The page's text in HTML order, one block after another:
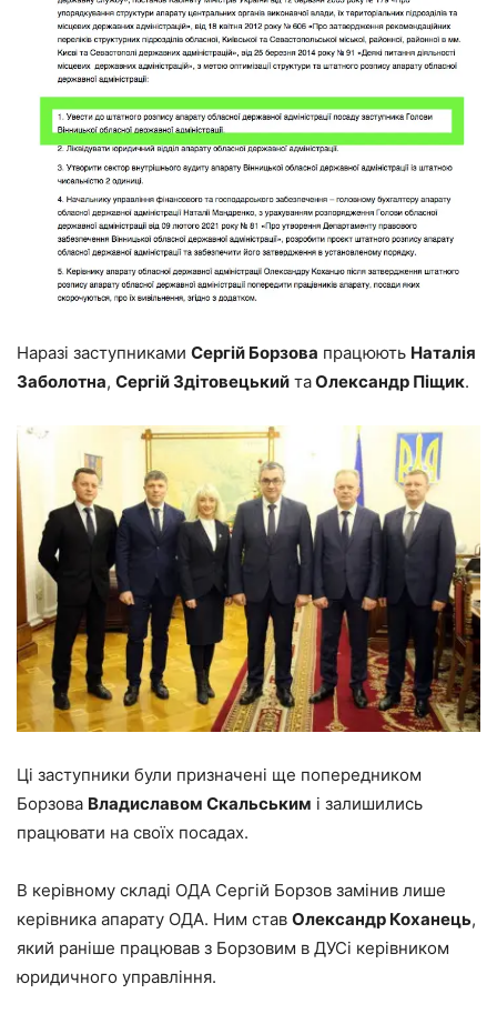
Наразі заступниками Сергій Борзова працюють Наталія
Заболотна, Сергій Здітовецький таОлександр Піщик.
Ці заступники були призначені ще попередником
Борзова Владиславом Скальським і залишились
працювати на своїх посадах.
В керівному складі ОДА Сергій Борзов замінив лише
керівника апарату ОДА. Ним став Олександр Коханець,
який раніше працював з Борзовим в ДУСі керівником
юридичного управління.